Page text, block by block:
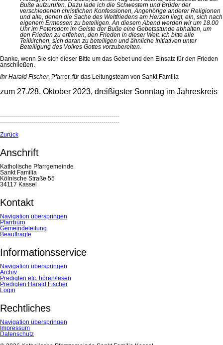
Buße aufzurufen. Dazu lade ich die Schwestern und Brüder der
verschiedenen christlichen Konfessionen, Angehörige anderer Religionen
und alle, denen die Sache des Weltfriedens am Herzen liegt, ein, sich nach
eigenem Ermessen zu beteiligen. An diesem Abend werden wir um 18.00
Uhr im Petersdom im Geiste der Buße eine Gebetsstunde abhalten, um
den Frieden zu erflehen, den Frieden in dieser Welt. Ich bitte alle
Teilkirchen, sich daran zu beteiligen und ähnliche Initiativen unter
Beteiligung des Volkes Gottes vorzubereiten.
Danke, wenn Sie sich dieser Bitte um das Gebet und den Einsatz für den Frieden
anschließen.
Ihr Harald Fischer, Pfarrer, für das Leitungsteam von Sankt Familia
zum 27./28. Oktober 2023, dreißigster Sonntag im Jahreskreis
------------------------------------------------------------
------------------------------------------------------------
Zurück
Anschrift
Katholische Pfarrgemeinde
Sankt Familia
Kölnische Straße 55
34117 Kassel
Kontakt
Navigation überspringen
Pfarrbüro
Gemeindeleitung
Beauftragte
Informationsservice
Navigation überspringen
Archiv
Predigten etc. hören/lesen
Predigten Harald Fischer
Login
Rechtliches
Navigation überspringen
Impressum
Datenschutz